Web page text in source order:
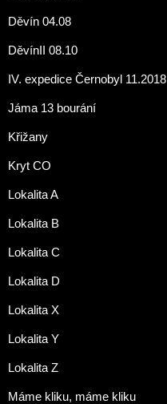
Děvín 04.08
DěvínII 08.10
IV. expedice Černobyl 11.2018
Jáma 13 bourání
Křižany
Kryt CO
Lokalita A
Lokalita B
Lokalita C
Lokalita D
Lokalita X
Lokalita Y
Lokalita Z
Máme kliku, máme kliku